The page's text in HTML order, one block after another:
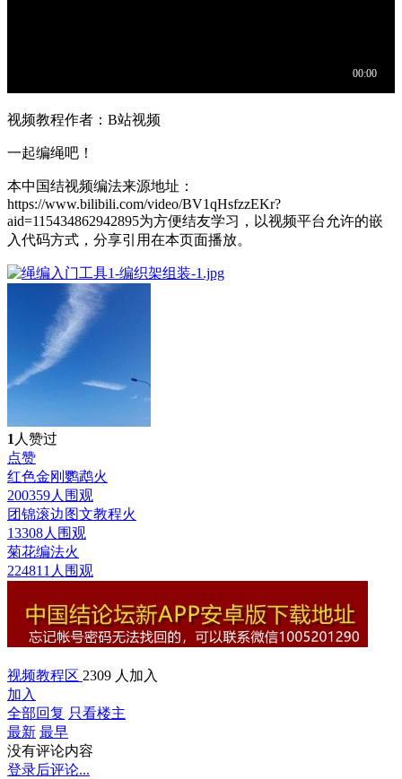
视频教程作者：B站视频
一起编绳吧！
本中国结视频编法来源地址：
https://www.bilibili.com/video/BV1qHsfzzEKr?
aid=115434862942895为方便结友学习，以视频平台允许的嵌
入代码方式，分享引用在本页面播放。
1 人赞过
点赞
红色金刚鹦鹉火
200359人围观
团锦滚边图文教程火
13308人围观
菊花编法火
224811人围观
视频教程区 2309 人加入
加入
全部回复 只看楼主
最新 最早
没有评论内容
登录后评论...